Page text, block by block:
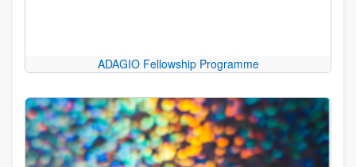
ADAGIO Fellowship Programme